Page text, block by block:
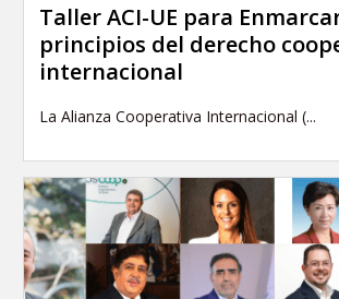
Taller ACI-UE para
principios del derecho
internacional
La Alianza Cooperativa Internacional (...